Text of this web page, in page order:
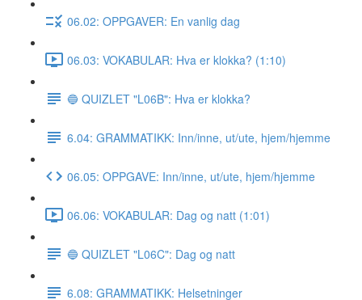
06.02: OPPGAVER: En vanlig dag
06.03: VOKABULAR: Hva er klokka? (1:10)
🔵 QUIZLET "L06B": Hva er klokka?
6.04: GRAMMATIKK: Inn/inne, ut/ute, hjem/hjemme
06.05: OPPGAVE: Inn/inne, ut/ute, hjem/hjemme
06.06: VOKABULAR: Dag og natt (1:01)
🔵 QUIZLET "L06C": Dag og natt
6.08: GRAMMATIKK: Helsetninger